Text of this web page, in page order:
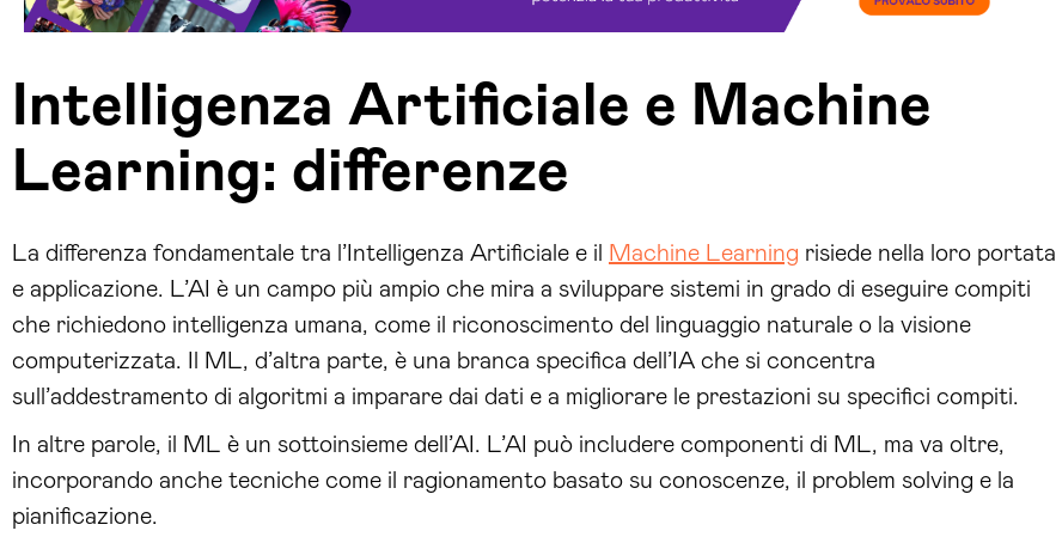
Intelligenza Artificiale e Machine
Learning: differenze
La differenza fondamentale tra l’Intelligenza Artificiale e il Machine Learning risiede nella loro portata
e applicazione. L’AI è un campo più ampio che mira a sviluppare sistemi in grado di eseguire compiti
che richiedono intelligenza umana, come il riconoscimento del linguaggio naturale o la visione
computerizzata. Il ML, d’altra parte, è una branca specifica dell’IA che si concentra
sull’addestramento di algoritmi a imparare dai dati e a migliorare le prestazioni su specifici compiti.
In altre parole, il ML è un sottoinsieme dell’AI. L’AI può includere componenti di ML, ma va oltre,
incorporando anche tecniche come il ragionamento basato su conoscenze, il problem solving e la
pianificazione.